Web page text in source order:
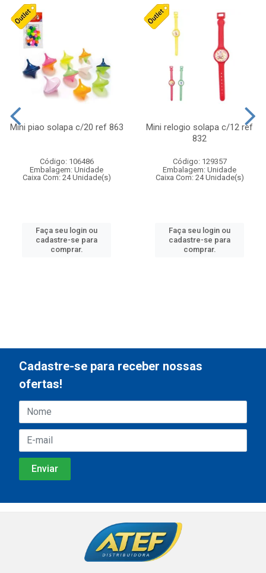
Mini piao solapa c/20 ref 863
Código: 106486
Embalagem: Unidade
Caixa Com: 24 Unidade(s)
Faça seu login ou
cadastre-se para
comprar.
Mini relogio solapa c/12 ref
832
Código: 129357
Embalagem: Unidade
Caixa Com: 24 Unidade(s)
Faça seu login ou
cadastre-se para
comprar.
Cadastre-se para receber nossas
ofertas!